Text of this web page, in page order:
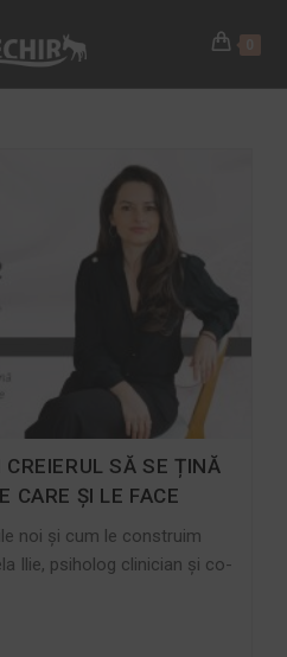
SĂ SE ȚINĂ
CARE ȘI LE FACE
noi și cum le construim
Ilie, psiholog clinician și co-